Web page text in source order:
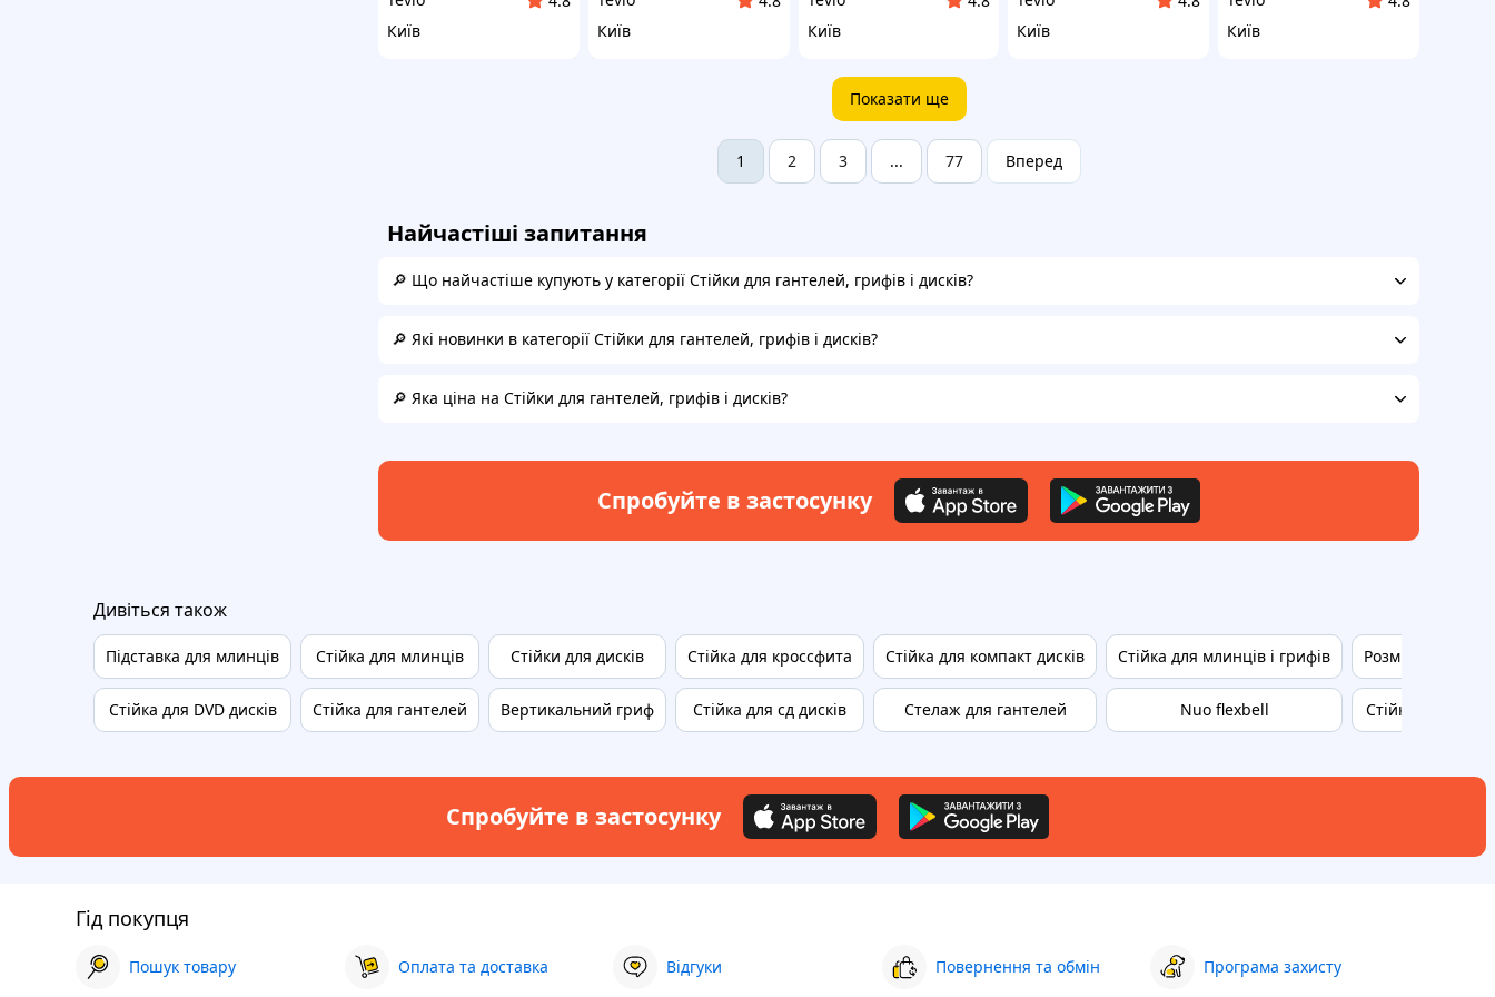
Київ
Київ
Київ
Київ
Київ
Показати ще
1 2 3 ... 77 Вперед
Найчастіші запитання
🔎 Що найчастіше купують у категорії Стійки для гантелей, грифів і дисків?
🔎 Які новинки в категорії Стійки для гантелей, грифів і дисків?
🔎 Яка ціна на Стійки для гантелей, грифів і дисків?
Спробуйте в застосунку
Дивіться також
Підставка для млинців
Стійка для DVD дисків
Стійка для млинців
Стійка для гантелей
Стійки для дисків
Вертикальний гриф
Стійка для кроссфита
Стійка для сд дисків
Стійка для компакт дисків
Стелаж для гантелей
Стійка для млинців і грифів
Nuo flexbell
Розміри
Стійки для
Спробуйте в застосунку
Гід покупця
Пошук товару Оплата та доставка Відгуки Повернення та обмін Програма захисту